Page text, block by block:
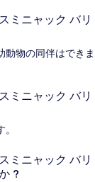
ミニャック バリ
動物の同伴はできま
ミニャック バリ
ミニャック バリ
?